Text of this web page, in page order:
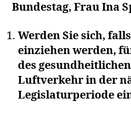
Bundestag, Frau Ina
Werden Sie sich,
einziehen werden,
des
Luftverkehr in der
Legislaturperiode